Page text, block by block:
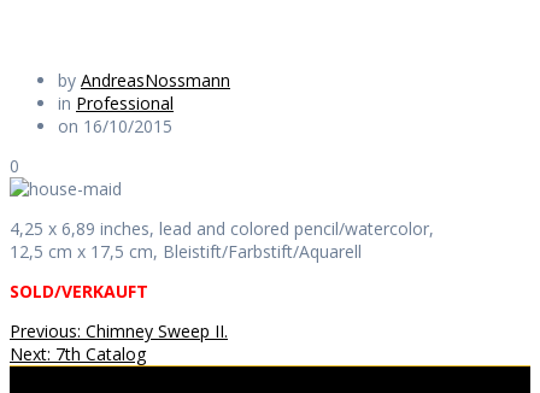
by AndreasNossmann
in Professional
on 16/10/2015
0
4,25 x 6,89 inches, lead and colored pencil/watercolor,
12,5 cm x 17,5 cm, Bleistift/Farbstift/Aquarell
SOLD/VERKAUFT
Beitragsnavigation
Previous: Previous
post:
Chimney Sweep II.
Next: Next
7th Catalog